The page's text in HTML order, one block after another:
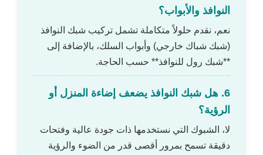
النوافذ والأبواب؟
نعم، نقدم حلولاً متكاملة تشمل تركيب شبك النوافذ
(شبك شباك خارجي) وأبواب السلك، بالإضافة إلى
**شبك رول للنوافذ** حسب الحاجة.
6. هل شبك النوافذ يضعف إضاءة المنزل أو
الرؤية؟
لا، الشبوك التي نستخدمها ذات جودة عالية وفتحات
دقيقة تسمح بمرور أقصى قدر من الضوء والرؤية